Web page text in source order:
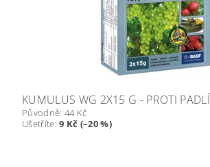
KUMULUS WG 2X15 G - PROTI PADLÍ
Původně: 44 Kč
Ušetříte:9 Kč (–20 %)